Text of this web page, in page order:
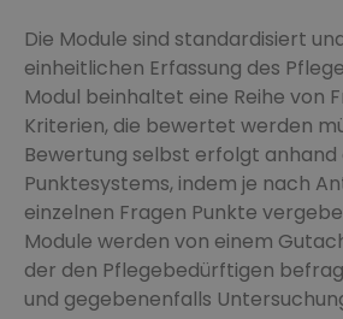
Die Module sind standardisiert
einheitlichen Erfassung des
Modul beinhaltet eine Reihe von
Kriterien, die bewertet werden
Bewertung selbst erfolgt anhand
Punktesystems, indem je nach
einzelnen Fragen Punkte
Module werden von einem
der den Pflegebedürftigen
und gegebenenfalls